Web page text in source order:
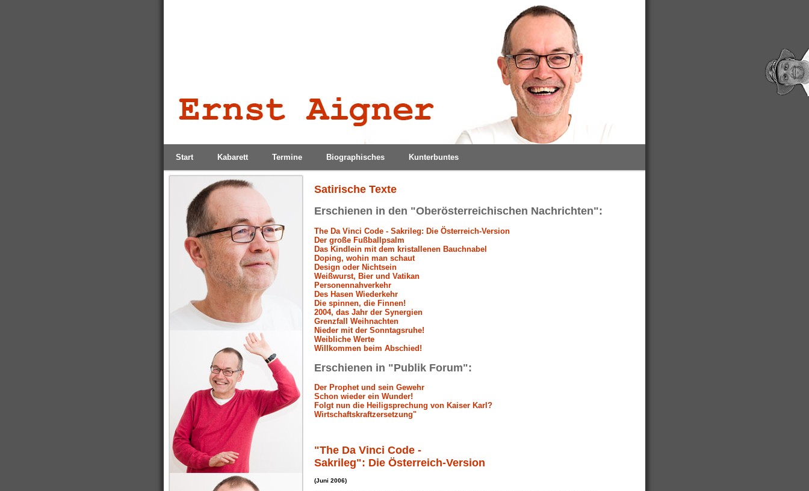
Start Kabarett Termine Biographisches Kunterbuntes
Satirische Texte
Erschienen in den "Oberösterreichischen Nachrichten":
The Da Vinci Code - Sakrileg: Die Österreich-Version
Der große Fußballpsalm
Das Kindlein mit dem kristallenen Bauchnabel
Doping, wohin man schaut
Design oder Nichtsein
Weißwurst, Bier und Vatikan
Personennahverkehr
Des Hasen Wiederkehr
Die spinnen, die Finnen!
2004, das Jahr der Synergien
Grenzfall Weihnachten
Nieder mit der Sonntagsruhe!
Weibliche Werte
Willkommen beim Abschied!
Erschienen in "Publik Forum":
Der Prophet und sein Gewehr
Schon wieder ein Wunder!
Folgt nun die Heiligsprechung von Kaiser Karl?
Wirtschaftskraftzersetzung"
"The Da Vinci Code -
Sakrileg": Die Österreich-Version
(Juni 2006)